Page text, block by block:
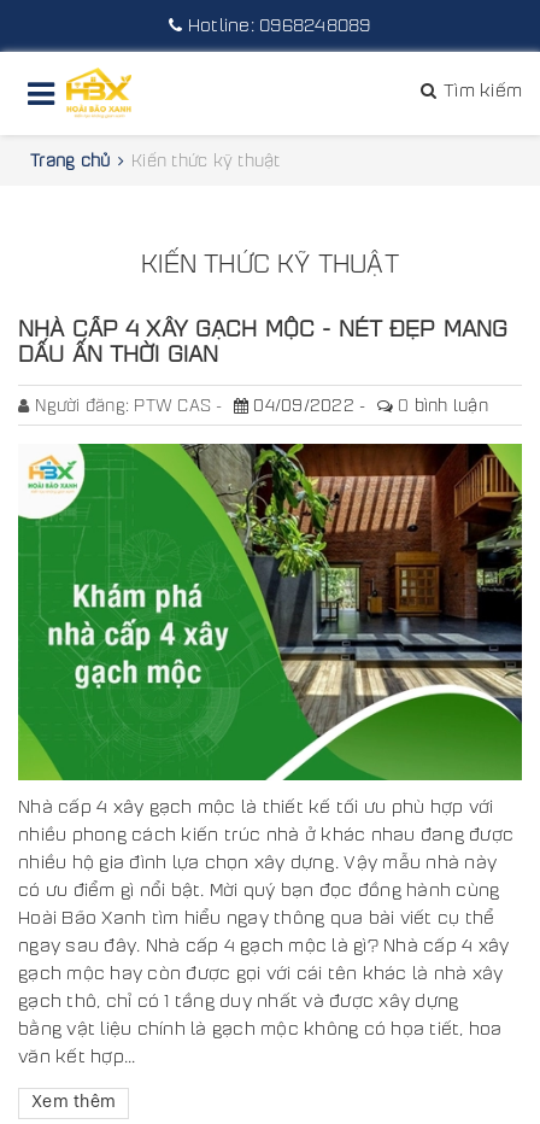
Hotline: 0968248089
Tìm kiếm
Trang chủ Kiến thức kỹ thuật
KIẾN THỨC KỸ THUẬT
NHÀ CẤP 4 XÂY GẠCH MỘC - NÉT ĐẸP MANG
DẤU ẤN THỜI GIAN
Người đăng: PTW CAS 04/09/2022 0 bình luận
Nhà cấp 4 xây gạch mộc là thiết kế tối ưu phù hợp với
nhiều phong cách kiến trúc nhà ở khác nhau đang được
nhiều hộ gia đình lựa chọn xây dựng. Vậy mẫu nhà này
có ưu điểm gì nổi bật. Mời quý bạn đọc đồng hành cùng
Hoài Bão Xanh tìm hiểu ngay thông qua bài viết cụ thể
ngay sau đây. Nhà cấp 4 gạch mộc là gì? Nhà cấp 4 xây
gạch mộc hay còn được gọi với cái tên khác là nhà xây
gạch thô, chỉ có 1 tầng duy nhất và được xây dựng
bằng vật liệu chính là gạch mộc không có họa tiết, hoa
văn kết hợp...
Xem thêm